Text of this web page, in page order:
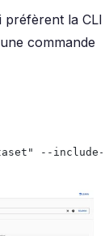
préfèrent la CLI
commande
--include-